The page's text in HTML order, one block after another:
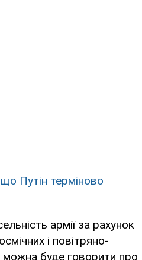
Путін терміново
армії за рахунок
і повітряно-
можна буде говорити про